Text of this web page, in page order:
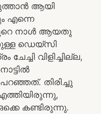
ആയി
എന്നെ
കുറെ നാൾ ആയതു
ഡെയ്സി
ചേച്ചി വിളിച്ചില്ല,
തിരിച്ചു
കണ്ടിരുന്നു.